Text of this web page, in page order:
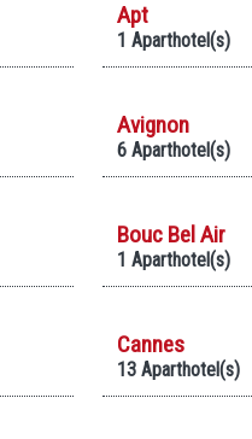
Apt
1 Aparthotel(s)
Avignon
6 Aparthotel(s)
Bouc Bel Air
1 Aparthotel(s)
Cannes
13 Aparthotel(s)